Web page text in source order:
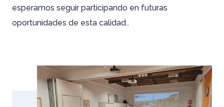
esperamos seguir participando en futuras
oportunidades de esta calidad..